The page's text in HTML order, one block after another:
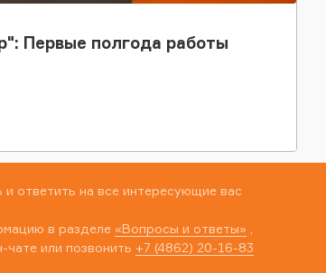
Первые полгода работы
ответить на все интересующие вас
в разделе «Вопросы и ответы»
чате или позвонить +7 (4862) 20-16-83